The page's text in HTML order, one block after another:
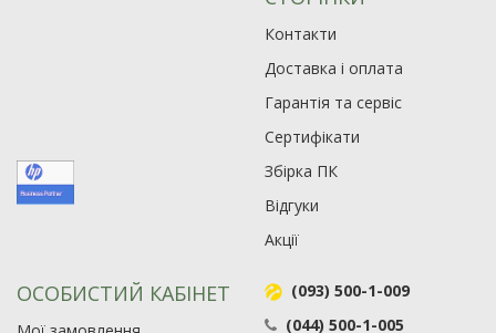
Контакти
Доставка і оплата
Гарантія та сервіс
Сертифікати
Збірка ПК
Відгуки
Акції
ОСОБИСТИЙ КАБІНЕТ
(093) 500-1-009
(044) 500-1-005